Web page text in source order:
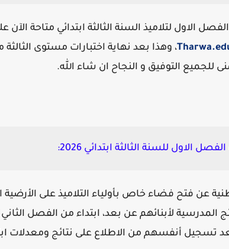
الاول لتلاميذ السنة الثالثة ابتدائي متاحة الآن
، وهذا بعد نهاية اختبارات مستوى الثالثة
للجميع التوفيق و النجاح ان شاء الله.
الاول للسنة الثالثة ابتدائي 2026:
عن فتح فضاء خاص بأولياء التلاميذ على الأرضية
المدرسية لأبنائهم عن بعد، ابتداء من الفصل